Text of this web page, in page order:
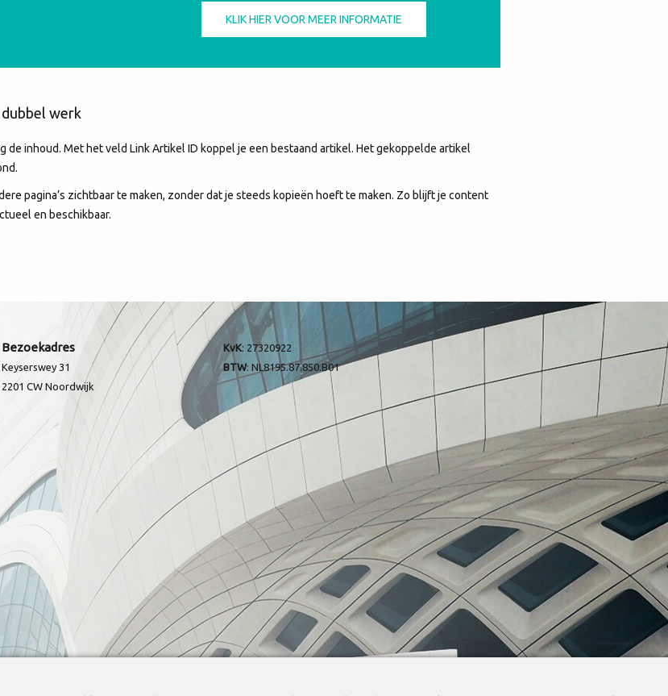
KLIK HIER VOOR MEER INFORMATIE
werk
de inhoud. Met het veld Link Artikel ID koppel je een bestaand artikel. Het gekoppelde artikel
pagina’s zichtbaar te maken, zonder dat je steeds kopieën hoeft te maken. Zo blijft je content
en beschikbaar.
KvK: 27320922
BTW: NL8195.87.850.B01
Bezoekadres
Keyserswey 31
2201 CW Noordwijk